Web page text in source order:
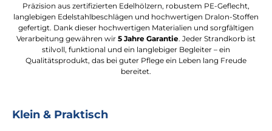
Präzision aus zertifizierten Edelhölzern, robustem PE-Geflecht,
langlebigen Edelstahlbeschlägen und hochwertigen Dralon-Stoffen
gefertigt. Dank dieser hochwertigen Materialien und sorgfältigen
Verarbeitung gewähren wir 5 Jahre Garantie. Jeder Strandkorb ist
stilvoll, funktional und ein langlebiger Begleiter – ein
Qualitätsprodukt, das bei guter Pflege ein Leben lang Freude
bereitet.
Klein & Praktisch